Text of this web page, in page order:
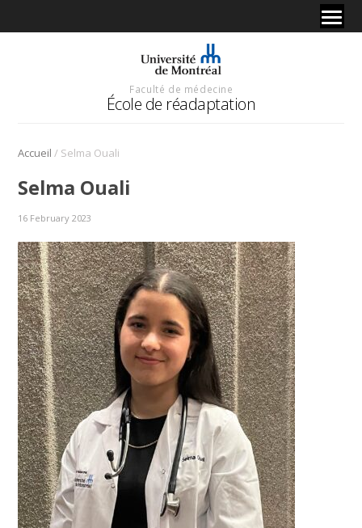
Faculté de médecine
École de réadaptation
Accueil / Selma Ouali
Selma Ouali
16 February 2023